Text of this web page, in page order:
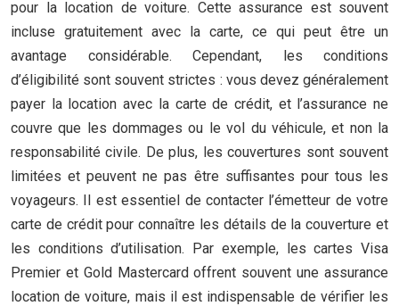
pour la location de voiture. Cette assurance est souvent
incluse gratuitement avec la carte, ce qui peut être un
avantage considérable. Cependant, les conditions
d’éligibilité sont souvent strictes : vous devez généralement
payer la location avec la carte de crédit, et l’assurance ne
couvre que les dommages ou le vol du véhicule, et non la
responsabilité civile. De plus, les couvertures sont souvent
limitées et peuvent ne pas être suffisantes pour tous les
voyageurs. Il est essentiel de contacter l’émetteur de votre
carte de crédit pour connaître les détails de la couverture et
les conditions d’utilisation. Par exemple, les cartes Visa
Premier et Gold Mastercard offrent souvent une assurance
location de voiture, mais il est indispensable de vérifier les